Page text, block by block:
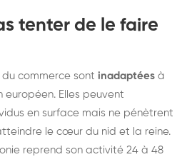
tenter de le faire
commerce sont inadaptées à
européen. Elles peuvent
en surface mais ne pénètrent
le cœur du nid et la reine.
reprend son activité 24 à 48